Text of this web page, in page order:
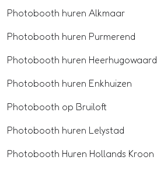
Photobooth huren Alkmaar
Photobooth huren Purmerend
Photobooth huren Heerhugowaard
Photobooth huren Enkhuizen
Photobooth op Bruiloft
Photobooth huren Lelystad
Photobooth Huren Hollands Kroon